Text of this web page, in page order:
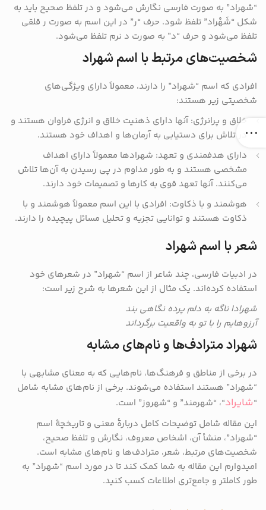
“شهراد” به صورت فارسی نگارش می‌شود و در تلفظ صحیح باید به
شکل “شَهْراد” تلفظ شود. حرف “ر” در این اسم به صورت ر قلقی
تلفظ می‌شود و حرف “د” به صورت د نرم تلفظ می‌شود.
شخصیت‌های مرتبط با اسم شهراد
افرادی که اسم “شهراد” را دارند، معمولاً دارای ویژگی‌های
شخصیتی زیر هستند:
خلاق و پرانرژی: آنها دارای ذهنیت خلاق و انرژی فراوان هستند و
در تلاش برای دستیابی به آرمان‌ها و اهداف خود هستند.
دارای هدفمندی و تعهد: شهرادها معمولاً دارای اهداف
مشخصی هستند و به طور مداوم در پی رسیدن به آن‌ها تلاش
می‌کنند. آنها تعهد قوی به کارها و تصمیمات خود دارند.
هوشمند و با ذکاوت: افرادی با این اسم معمولاً هوشمند و با
ذکاوت هستند و توانایی تجزیه و تحلیل مسائل پیچیده را دارند.
شعر با اسم شهراد
در ادبیات فارسی، چند شاعر از اسم “شهراد” در شعرهای خود
استفاده کرده‌اند. یک مثال از این شعرها به شرح زیر است:
شهرادا ناگه به دلم پرده نگاهی بند
آرزوهایم را با تو به واقعیت برگرداند
شهراد مترادف‌ها و نام‌های مشابه
در برخی از مناطق و فرهنگ‌ها، نام‌هایی که به معنای مشابهی با
“شهراد” هستند استفاده می‌شوند. برخی از نام‌های مشابه شامل
“شایراد“، “شهرمند” و “شهروز” است.
این مقاله شامل توضیحات کامل دربارهٔ معنی و تاریخچهٔ اسم
“شهراد”، منشأ آن، اشخاص معروف، نگارش و تلفظ صحیح،
شخصیت‌های مرتبط، شعر، مترادف‌ها و نام‌های مشابه است.
امیدوارم این مقاله به شما کمک کند تا در مورد اسم “شهراد” به
طور کاملتر و جامع‌تری اطلاعات کسب کنید.